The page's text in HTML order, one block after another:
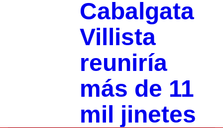
Cabalgata
Villista
reuniría
más de 11
mil jinetes